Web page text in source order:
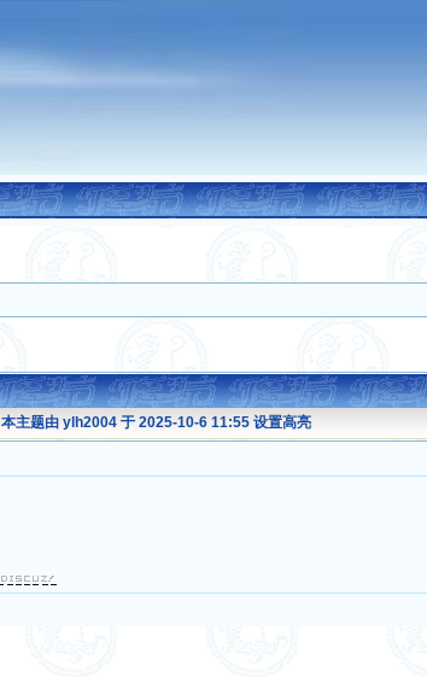
本主题由 ylh2004 于 2025-10-6 11:55 设置高亮